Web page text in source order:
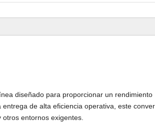
diseñado para proporcionar un rendimiento
de alta eficiencia operativa, este
entornos exigentes.